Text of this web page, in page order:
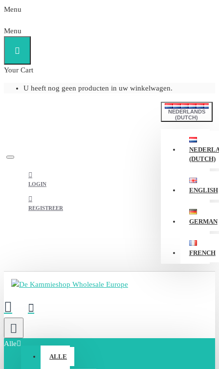
Menu
Menu
Your Cart
U heeft nog geen producten in uw winkelwagen.
LOGIN
REGISTREER
NEDERLANDS
(DUTCH)
(DUTCH)
ENGLISH
GERMAN
FRENCH
Alle
ALLE